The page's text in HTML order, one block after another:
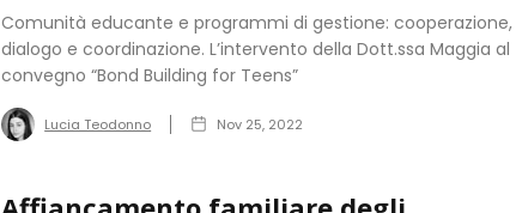
Comunità educante e programmi di gestione: cooperazione,
dialogo e coordinazione. L’intervento della Dott.ssa Maggia al
convegno “Bond Building for Teens”
Lucia Teodonno Nov 25, 2022